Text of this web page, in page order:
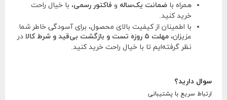
همراه با ضمانت یک‌ساله و فاکتور رسمی، با خیال راحت
خرید کنید.
با اطمینان از کیفیت بالای محصول، برای آسودگی خاطر شما
عزیزان، مهلت ۵ روزه تست و بازگشت بی‌قید و شرط کالا
در
نظر گرفته‌ایم تا با خیال راحت خرید کنید.
سوال دارید؟
ارتباط سریع با پشتیبانی